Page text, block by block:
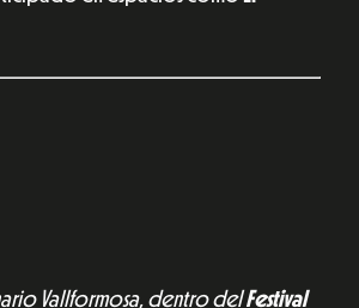
Vallformosa, dentro delFestival